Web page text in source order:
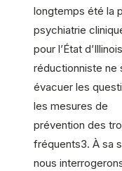
longtemps été la
psychiatrie
pour l’État
réductionniste ne
évacuer les
les mesures de
prévention des
fréquents3. À sa
nous